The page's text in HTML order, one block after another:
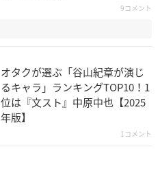
9コメント
オタクが選ぶ「谷山紀章が演じ
るキャラ」ランキングTOP10！1
位は『文スト』中原中也【2025
年版】
1コメント